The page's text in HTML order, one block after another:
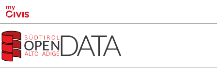
Skip to main content